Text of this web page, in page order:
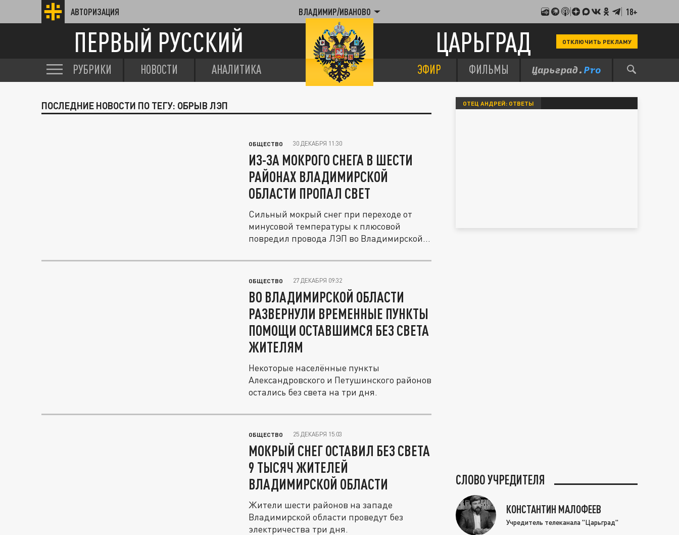
АВТОРИЗАЦИЯ ВЛАДИМИР/ИВАНОВО 18+
ПЕРВЫЙ РУССКИЙ ЦАРЬГРАД ОТКЛЮЧИТЬ РЕКЛАМУ
РУБРИКИ НОВОСТИ АНАЛИТИКА ЭФИР ФИЛЬМЫ
ПОСЛЕДНИЕ НОВОСТИ ПО ТЕГУ: ОБРЫВ ЛЭП
ОБЩЕСТВО 30 ДЕКАБРЯ 11:30
ИЗ-ЗА МОКРОГО СНЕГА В ШЕСТИ
РАЙОНАХ ВЛАДИМИРСКОЙ
ОБЛАСТИ ПРОПАЛ СВЕТ
Сильный мокрый снег при переходе от
минусовой температуры к плюсовой
повредил провода ЛЭП во Владимирской...
ОБЩЕСТВО 27 ДЕКАБРЯ 09:32
ВО ВЛАДИМИРСКОЙ ОБЛАСТИ
РАЗВЕРНУЛИ ВРЕМЕННЫЕ ПУНКТЫ
ПОМОЩИ ОСТАВШИМСЯ БЕЗ СВЕТА
ЖИТЕЛЯМ
Некоторые населённые пункты
Александровского и Петушинского районов
остались без света на три дня.
ОБЩЕСТВО 25 ДЕКАБРЯ 15:03
МОКРЫЙ СНЕГ ОСТАВИЛ БЕЗ СВЕТА
9 ТЫСЯЧ ЖИТЕЛЕЙ
ВЛАДИМИРСКОЙ ОБЛАСТИ
Жители шести районов на западе
Владимирской области проведут без
электричества три дня.
ОТЕЦ АНДРЕЙ: ОТВЕТЫ
СЛОВО УЧРЕДИТЕЛЯ
КОНСТАНТИН МАЛОФЕЕВ
Учредитель телеканала "Царьград"